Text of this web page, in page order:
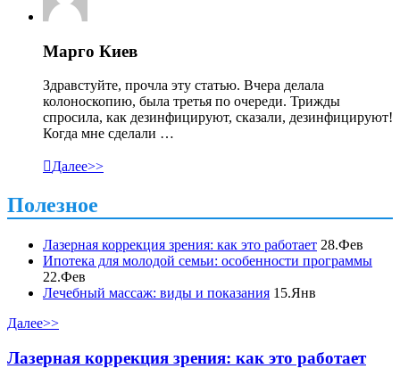
Марго Киев
Здравстуйте, прочла эту статью. Вчера делала
колоноскопию, была третья по очереди. Трижды
спросила, как дезинфицируют, сказали, дезинфицируют!
Когда мне сделали …
Далее>>
Полезное
Лазерная коррекция зрения: как это работает 28.Фев
Ипотека для молодой семьи: особенности программы
22.Фев
Лечебный массаж: виды и показания 15.Янв
Далее>>
Лазерная коррекция зрения: как это работает